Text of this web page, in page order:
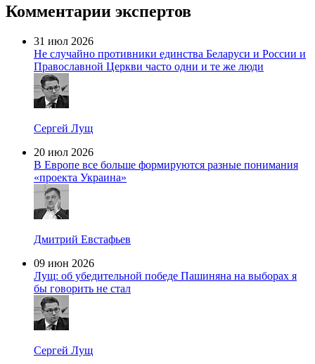
Комментарии экспертов
31 июл 2026
Не случайно противники единства Беларуси и России и
Православной Церкви часто одни и те же люди
Сергей Лущ
20 июл 2026
В Европе все больше формируются разные понимания
«проекта Украина»
Дмитрий Евстафьев
09 июн 2026
Лущ: об убедительной победе Пашиняна на выборах я
бы говорить не стал
Сергей Лущ